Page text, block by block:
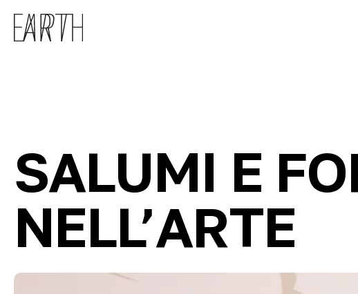
SALUMI E
NELL’ARTE